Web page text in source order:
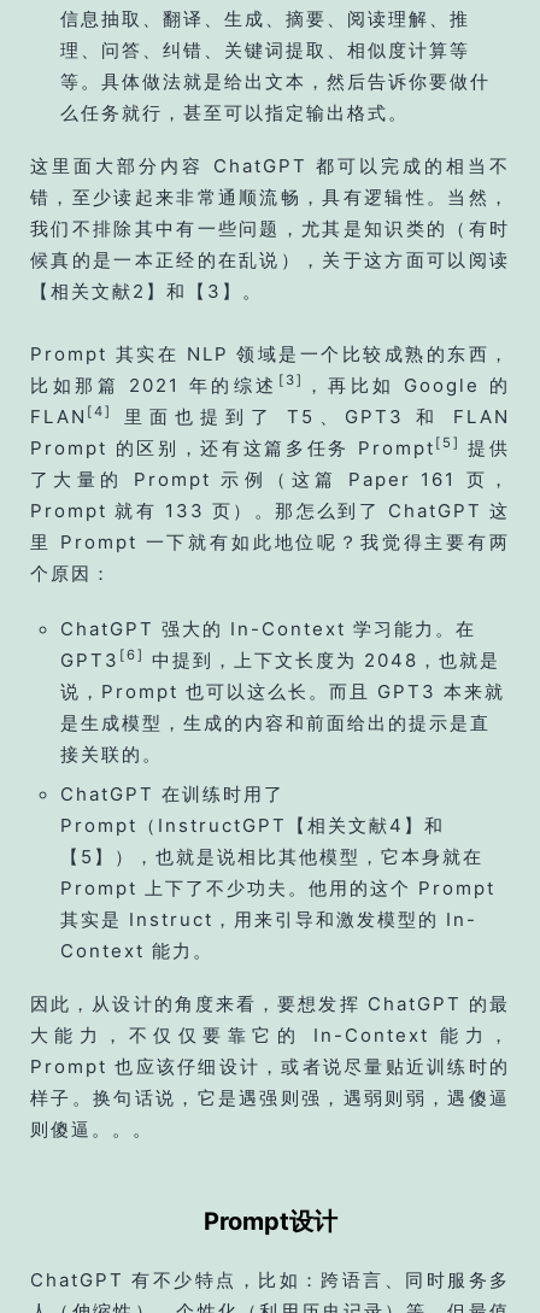
信息抽取、翻译、生成、摘要、阅读理解、推
理、问答、纠错、关键词提取、相似度计算等
等。具体做法就是给出文本，然后告诉你要做什
么任务就行，甚至可以指定输出格式。
这里面大部分内容 ChatGPT 都可以完成的相当不
错，至少读起来非常通顺流畅，具有逻辑性。当然，
我们不排除其中有一些问题，尤其是知识类的（有时
候真的是一本正经的在乱说），关于这方面可以阅读
【相关文献2】和【3】。
Prompt 其实在 NLP 领域是一个比较成熟的东西，
比如那篇 2021 年的综述 [3]
，再比如 Google 的
FLAN [4]
里面也提到了 T5、GPT3 和 FLAN
Prompt 的区别，还有这篇多任务 Prompt [5]
提供
了大量的 Prompt 示例（这篇 Paper 161 页，
Prompt 就有 133 页）。那怎么到了 ChatGPT 这
里 Prompt 一下就有如此地位呢？我觉得主要有两
个原因：
ChatGPT 强大的 In-Context 学习能力。在
GPT3 [6]
中提到，上下文长度为 2048，也就是
说，Prompt 也可以这么长。而且 GPT3 本来就
是生成模型，生成的内容和前面给出的提示是直
接关联的。
ChatGPT 在训练时用了
Prompt（InstructGPT【相关文献4】和
【5】），也就是说相比其他模型，它本身就在
Prompt 上下了不少功夫。他用的这个 Prompt
其实是 Instruct，用来引导和激发模型的 In-
Context 能力。
因此，从设计的角度来看，要想发挥 ChatGPT 的最
大能力，不仅仅要靠它的 In-Context 能力，
Prompt 也应该仔细设计，或者说尽量贴近训练时的
样子。换句话说，它是遇强则强，遇弱则弱，遇傻逼
则傻逼。。。
Prompt设计
ChatGPT 有不少特点，比如：跨语言、同时服务多